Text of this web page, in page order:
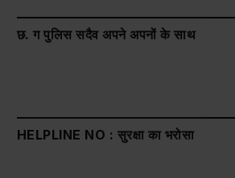
छ. ग पुलिस सदैव अपने अपनों के साथ
HELPLINE NO : सुरक्षा का भरोसा